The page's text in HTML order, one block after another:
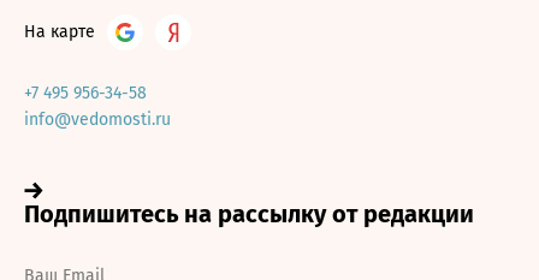
На карте
+7 495 956-34-58
info@vedomosti.ru